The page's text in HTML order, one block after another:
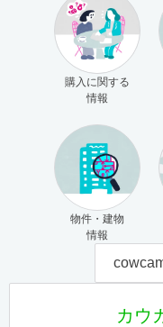
購入に関する
情報
物件・建物
情報
カウ